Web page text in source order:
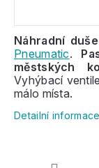
Náhradní duše
Pneumatic.
městských
Vyhýbací
málo místa.
Detailní informace